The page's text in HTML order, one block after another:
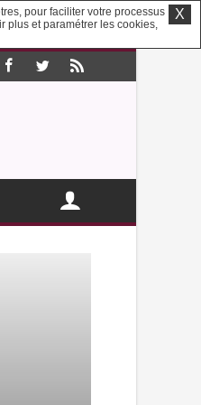
pour faciliter votre processus
plus et paramétrer les cookies,
X